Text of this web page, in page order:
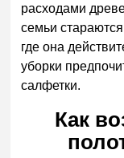
расходами
семьи
где она
уборки
салфетки.
Как